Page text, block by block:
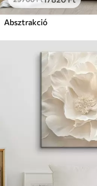
Absztrakció